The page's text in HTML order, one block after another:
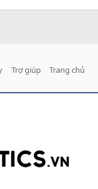
Trợ giúp Trang chủ